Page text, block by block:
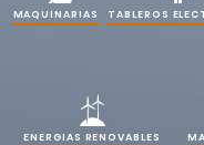
MAQUINARIAS TABLEROS
ENERGIAS RENOVABLES